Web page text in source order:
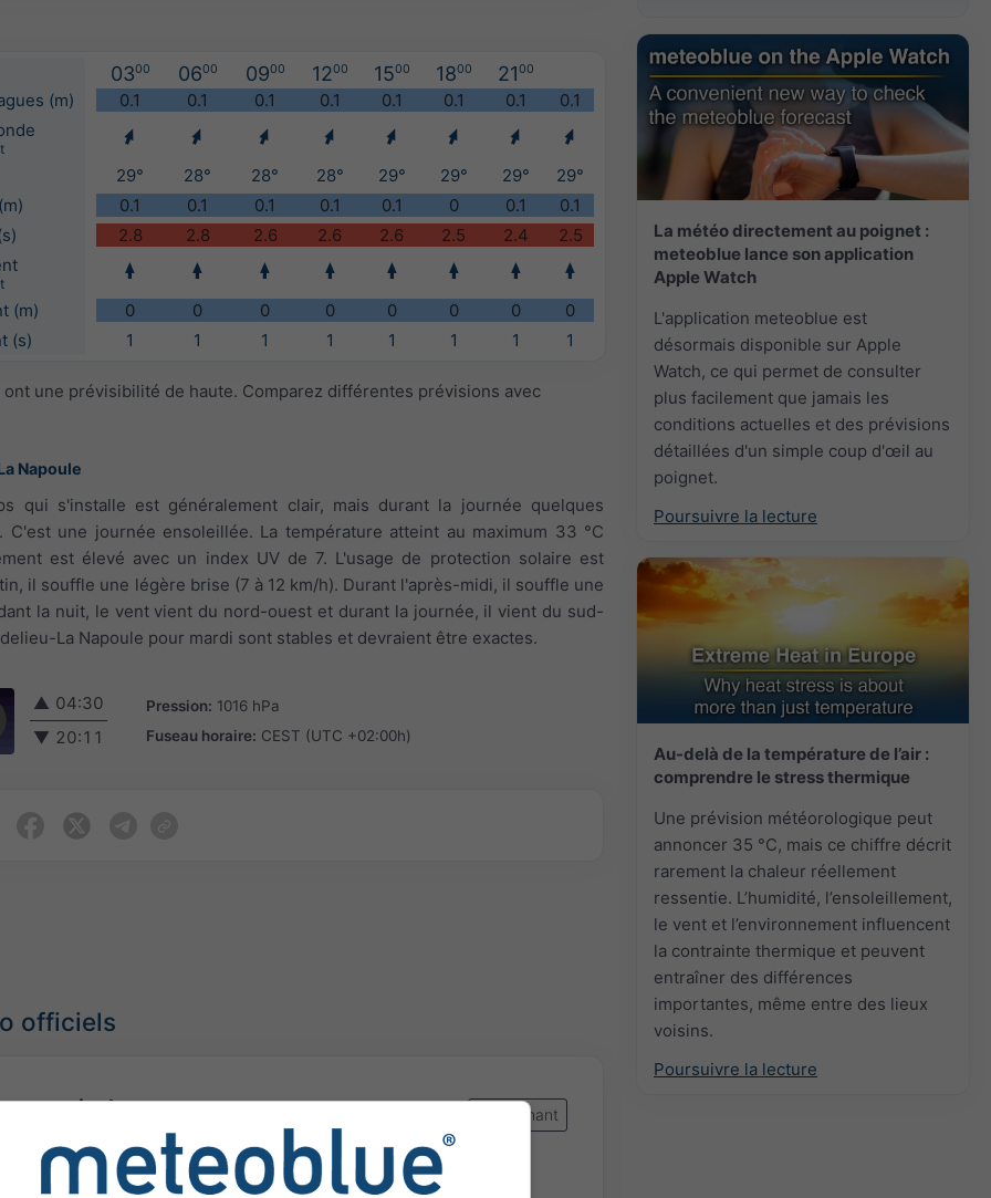
La météo directement au poignet :
meteoblue lance son application
Apple Watch
L'application meteoblue est
désormais disponible sur Apple
Watch, ce qui permet de consulter
plus facilement que jamais les
conditions actuelles et des prévisions
détaillées d'un simple coup d'œil au
poignet.
Poursuivre la lecture
Au-delà de la température de l’air :
comprendre le stress thermique
Une prévision météorologique peut
annoncer 35 °C, mais ce chiffre décrit
rarement la chaleur réellement
ressentie. L’humidité, l’ensoleillement,
le vent et l’environnement influencent
la contrainte thermique et peuvent
entraîner des différences
importantes, même entre des lieux
voisins.
Poursuivre la lecture
0300 0600 0900 1200 1500 1800 2100
(m) 0.1 0.1 0.1 0.1 0.1 0.1 0.1
0.1
29° 28° 28° 28° 29° 29° 29°
29°
0.1 0.1 0.1 0.1 0.1 0 0.1
0.1
2.8 2.8 2.6 2.6 2.6 2.5 2.4
2.5
(m) 0 0 0 0 0 0 0
0
(s)
1 1 1 1 1 1 1 1
une prévisibilité de haute. Comparez différentes prévisions avec
Napoule
qui s'installe est généralement clair, mais durant la journée quelques
C'est une journée ensoleillée. La température atteint au maximum 33 °C
est élevé avec un index UV de 7. L'usage de protection solaire est
il souffle une légère brise (7 à 12 km/h). Durant l'après-midi, il souffle une
la nuit, le vent vient du nord-ouest et durant la journée, il vient du sud-
La Napoule pour mardi sont stables et devraient être exactes.
▲ 04:30
▼ 20:11
Pression: 1016 hPa
Fuseau horaire: CEST (UTC +02:00h)
officiels
canicule
sévère
Maintenant
06:00 (il y a 2 heures) Jusqu'à Minuit (dans 15 heures)